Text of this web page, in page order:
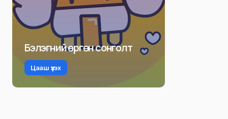
Бэлэгний өргөн сонголт
Цааш үзэх